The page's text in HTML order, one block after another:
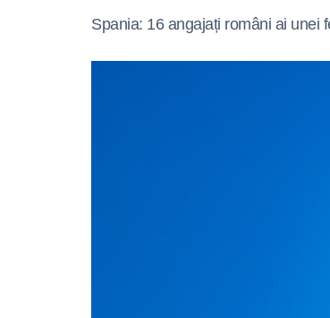
Spania: 16 angajați români ai unei